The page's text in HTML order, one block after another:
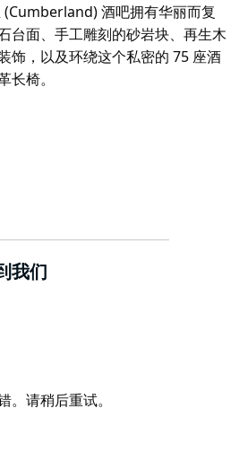
酒吧拥有华丽而复
台面、手工雕刻的砂岩块、再生木
饰，以及环绕这个私密的 75 座酒
长椅。
西班牙风情的地下酒吧。酒吧以坎
曼利湾教区 (Manly Cove) 命
藏在一家小型杂货店风格的熟食店
多种威士忌、天然葡萄酒、精
尾酒菜单，包括禁酒令时期的经典
区原始县市启发的酒水，以及专门
食材的区域。
个私密的 75 座酒吧墙壁的手工制
我们
。请稍后重试。